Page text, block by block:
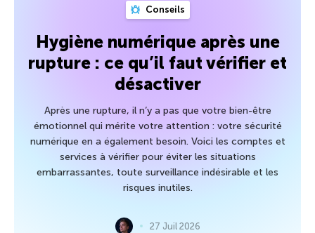
Conseils
Hygiène numérique après une
rupture : ce qu’il faut vérifier et
désactiver
Après une rupture, il n’y a pas que votre bien-être
émotionnel qui mérite votre attention : votre sécurité
numérique en a également besoin. Voici les comptes et
services à vérifier pour éviter les situations
embarrassantes, toute surveillance indésirable et les
risques inutiles.
27 Juil 2026